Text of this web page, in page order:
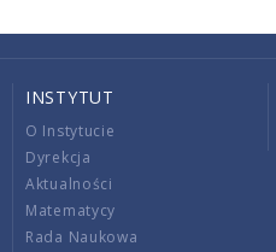
INSTYTUT
O Instytucie
Dyrekcja
Aktualności
Matematycy
Rada Naukowa